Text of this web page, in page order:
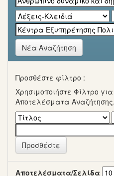
Νέα Αναζήτηση
Προσθέστε φίλτρο :
Χρησιμοποιήστε Φίλτρο
Αποτελέσματα Αναζήτησης.
Αποτελέσματα/Σελίδα